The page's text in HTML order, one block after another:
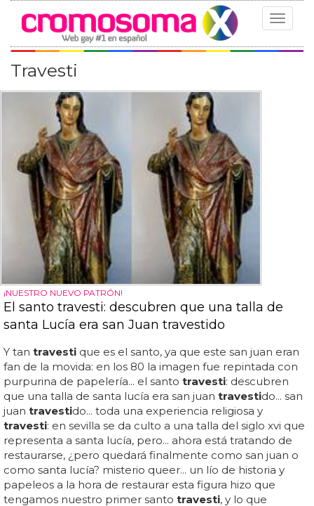
Toggle
Travesti
¡NUESTRO NUEVO PATRÓN!
El santo travesti: descubren que una talla de
santa Lucía era san Juan travestido
Y tan travesti que es el santo, ya que este san juan eran
fan de la movida: en los 80 la imagen fue repintada con
purpurina de papelería... el santo travesti: descubren
que una talla de santa lucía era san juan travestido... san
juan travestido... toda una experiencia religiosa y
travesti: en sevilla se da culto a una talla del siglo xvi que
representa a santa lucía, pero... ahora está tratando de
restaurarse, ¿pero quedará finalmente como san juan o
como santa lucía? misterio queer... un lío de historia y
papeleos a la hora de restaurar esta figura hizo que
tengamos nuestro primer santo travesti, y lo que